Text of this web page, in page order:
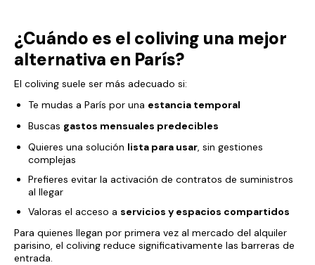
¿Cuándo es el coliving una mejor
alternativa en París?
El coliving suele ser más adecuado si:
Te mudas a París por una estancia temporal
Buscas gastos mensuales predecibles
Quieres una solución lista para usar, sin gestiones
complejas
Prefieres evitar la activación de contratos de suministros
al llegar
Valoras el acceso a servicios y espacios compartidos
Para quienes llegan por primera vez al mercado del alquiler
parisino, el coliving reduce significativamente las barreras de
entrada.